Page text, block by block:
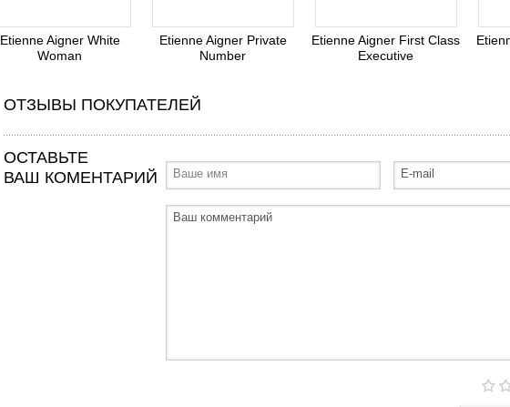
Etienne Aigner White
Woman
Etienne Aigner Private
Number
Etienne Aigner First Class
Executive
ОТЗЫВЫ ПОКУПАТЕЛЕЙ
ОСТАВЬТЕ
ВАШ КОМЕНТАРИЙ